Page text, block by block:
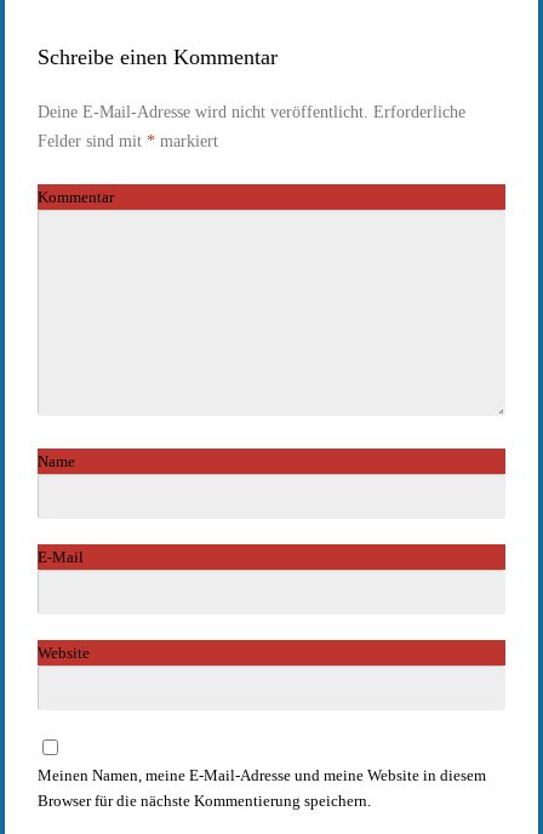
Schreibe einen Kommentar
Deine E-Mail-Adresse wird nicht veröffentlicht. Erforderliche
Felder sind mit *markiert
Kommentar
Name
E-Mail
Website
Meinen Namen, meine E-Mail-Adresse und meine Website in diesem
Browser für die nächste Kommentierung speichern.